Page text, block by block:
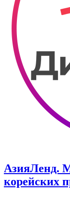
АзияЛенд.
корейских